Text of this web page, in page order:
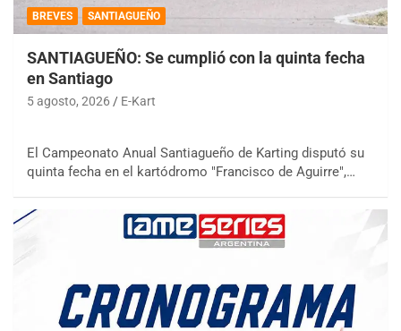
BREVES SANTIAGUEÑO
SANTIAGUEÑO: Se cumplió con la quinta fecha
en Santiago
5 agosto, 2026 E-Kart
El Campeonato Anual Santiagueño de Karting disputó su
quinta fecha en el kartódromo "Francisco de Aguirre",…